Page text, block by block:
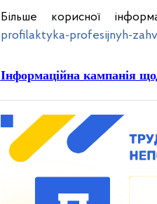
Більше корисної
profilaktyka-profesijnyh-
Інформаційна кампанія